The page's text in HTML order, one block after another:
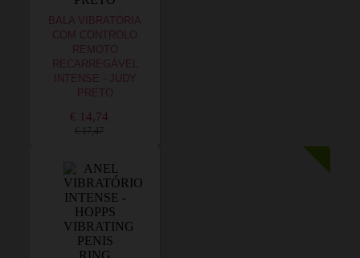
BALA VIBRATÓRIA
COM CONTROLO
REMOTO
RECARREGÁVEL
INTENSE - JUDY
PRETO
€ 14,74
€ 17,47